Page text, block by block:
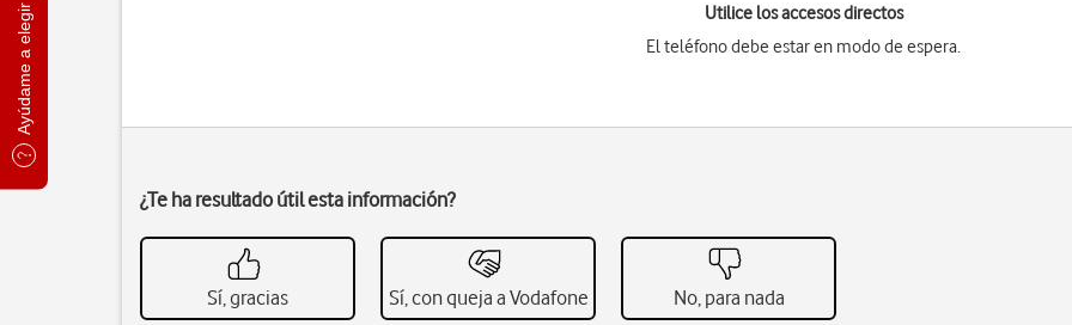
Ayúdame a elegir
Utilice los accesos directos
El teléfono debe estar en modo de espera.
¿Te ha resultado útil esta información?
Sí, gracias Sí, con queja a Vodafone No, para nada